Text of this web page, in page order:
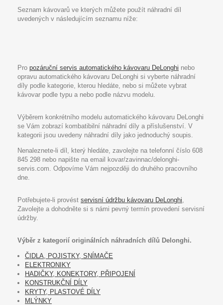
Seznam kávovarů ve kterých můžete použít náhradní díl
uvedených v následujícím seznamu níže:
Pro pozáruční servis automatického kávovaru DeLonghi nebo
opravu automatického kávovaru DeLonghi si vyberte náhradní
díly podle kategorie, kterou hledáte, nebo si můžete vybrat
kávovar podle typu a nebo podle názvu modelu.
Výběrem konkrétního modelu automatického kávovaru DeLonghi
se Vám zobrazí kombatibilní náhradní díly a příslušenství. V
kategorii jsou uvedeny náhradní díly jako jednoduchý soupis.
Nenaleznete-li díl, který hledáte, zavolejte na telefonní číslo 608
845 298 nebo napište na email kovar/zavinnac/delonghi-
servis.com. Odpovíme Vám nejpozději do druhého pracovního
dne.
Potřebujete-li provést servisní údržbu kávovaru DeLonghi,
Zavolejte a dohodněte si s námi pevný termín provedení servisní
údržby.
Výběr z kategorií originálních náhradních dílů Delonghi.
ČIDLA, POJISTKY, SNÍMAČE
ELEKTRONIKY
HADIČKY, KONEKTORY, PŘIPOJENÍ
KONSTRUKČNÍ DÍLY
KRYTY, PLASTOVÉ DÍLY
MLÝNKY